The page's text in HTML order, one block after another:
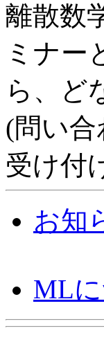
離散数
ミナー
ら、ど
(問い
受け付
お知
ML